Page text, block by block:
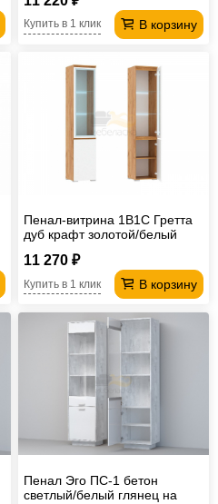
В корзину
Купить в 1 клик
Пенал-витрина 1В1С Гретта
дуб крафт золотой/белый
11 270 ₽
В корзину
Купить в 1 клик
Пенал Эго ПС-1 бетон
светлый/белый глянец на